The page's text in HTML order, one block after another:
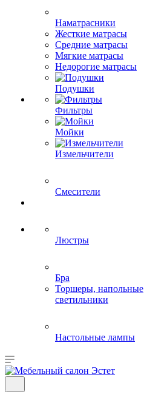
Наматрасники
Жесткие матрасы
Средние матрасы
Мягкие матрасы
Недорогие матрасы
Подушки
Фильтры
Мойки
Измельчители
Смесители
Люстры
Бра
Торшеры, напольные
светильники
Настольные лампы